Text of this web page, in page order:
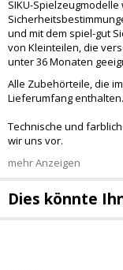
SIKU-
und mit dem spiel-gut
von Kleinteilen, die
unter 36 Monaten
Alle Zubehörteile, die
Lieferumfang enthalten.
Technische und
wir uns vor.
mehr Anzeigen
Dies könnte